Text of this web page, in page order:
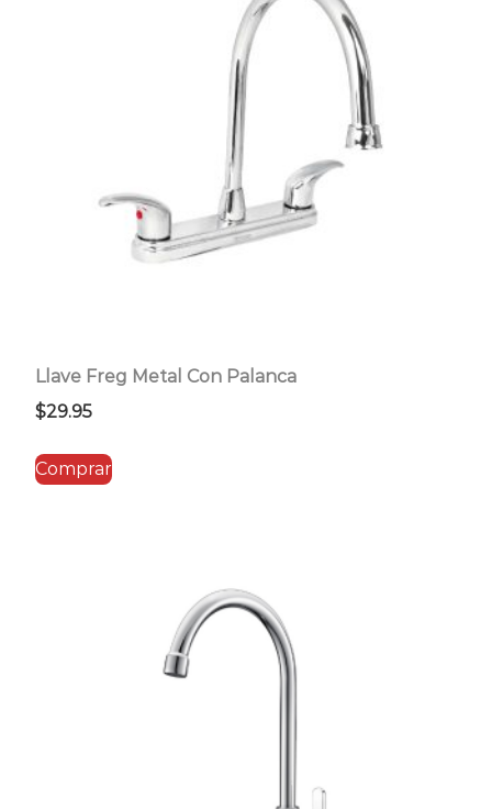
Llave Freg Metal Con Palanca
$29.95
Comprar